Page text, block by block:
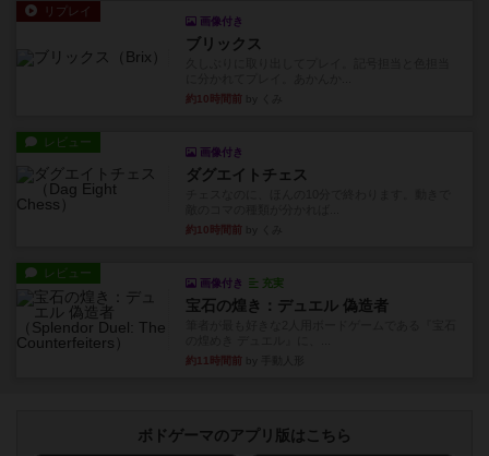
リプレイ
画像付き
ブリックス
約10時間前
レビュー
画像付き
ダグエイトチェス
約10時間前
レビュー
画像付き 充実
宝石の煌き：デュエル 偽造者
約11時間前
ボドゲーマのアプリ版はこちら